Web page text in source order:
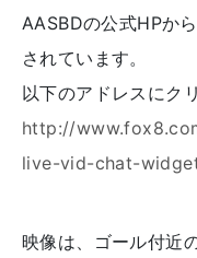
AASBDの公式HPか
されています。
以下のアドレスにク
http://
live-vid-chat-
映像は、ゴール付近